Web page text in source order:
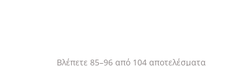
Βλέπετε 85–96 από 104 αποτελέσματα